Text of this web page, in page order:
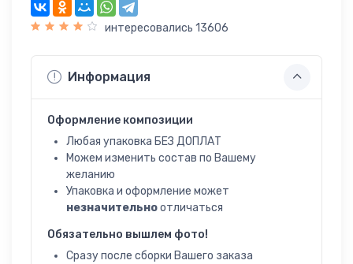
интересовались 13606
Информация
Оформление композиции
Любая упаковка БЕЗ ДОПЛАТ
Можем изменить состав по Вашему
желанию
Упаковка и оформление может
незначительноотличаться
Обязательно вышлем фото!
Сразу после сборки Вашего заказа